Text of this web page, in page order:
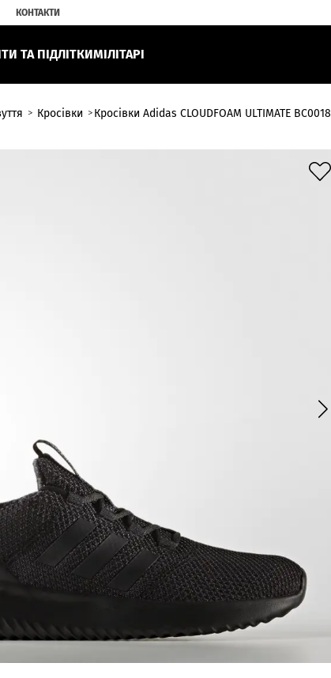
КОНТАКТИ
ТА ПІДЛІТКИМІЛІТАРІ
Кросівки Кросівки Adidas CLOUDFOAM ULTIMATE BC0018